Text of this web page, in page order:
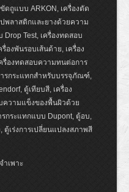
ดถูแบบ ARKON, เครื่องตัด
พลาสติกและยางด้วยความ
Test, เครื่องทดสอบ
องพันรอบเส้นด้าย, เครื่อง
รื่องทดสอบความทนต่อการ
รกระแทกสำหรับบรรจุภัณฑ์,
ตู้เทียบสี, เครื่อง
ความแข็งของพื้นผิวด้วย
กระแทกแบบ Dupont, ตู้อบ,
ตู้เร่งการเปลี่ยนแปลงสภาพสี
ำเพาะ